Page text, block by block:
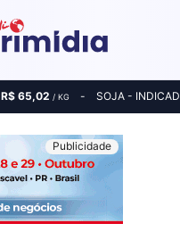
R$ 65,02 / KG SOJA -